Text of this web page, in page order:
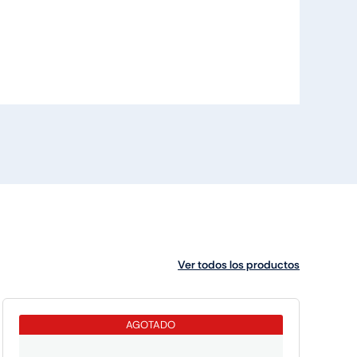
Ver todos los productos
AGOTADO